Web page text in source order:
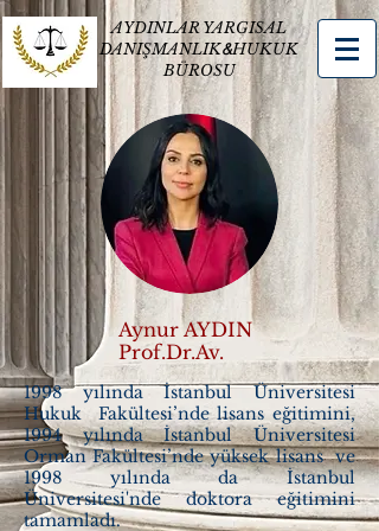
AYDINLAR YARGISAL
DANIŞMANLIK&HUKUK
BÜROSU
Aynur AYDIN
Prof.Dr.Av.
1998 yılında İstanbul Üniversitesi
Hukuk Fakültesi’nde lisans eğitimini,
1994 yılında İstanbul Üniversitesi
Orman Fakültesi’nde yüksek lisans ve
1998 yılında da İstanbul
Üniversitesi'nde doktora eğitimini
tamamladı.